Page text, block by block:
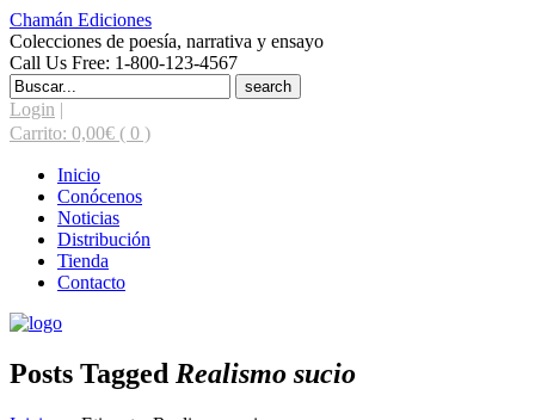
Chamán Ediciones
Colecciones de poesía, narrativa y ensayo
Call Us Free: 1-800-123-4567
Search
for:
Login |
Carrito: 0,00€ ( 0 )
Inicio
Conócenos
Noticias
Distribución
Tienda
Contacto
Posts Tagged Realismo sucio